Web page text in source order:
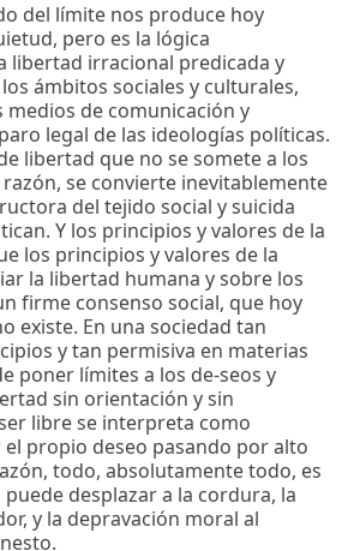
del límite nos produce hoy
pero es la lógica
libertad irracional predicada y
ámbitos sociales y culturales,
de comunicación y
legal de las ideologías políticas.
libertad que no se somete a los
se convierte inevitablemente
del tejido social y suicida
Y los principios y valores de la
los principios y valores de la
la libertad humana y sobre los
firme consenso social, que hoy
existe. En una sociedad tan
y tan permisiva en materias
poner límites a los de-seos y
sin orientación y sin
libre se interpreta como
propio deseo pasando por alto
todo, absolutamente todo, es
desplazar a la cordura, la
y la depravación moral al